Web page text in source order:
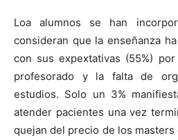
Loa alumnos se han
consideran que la enseñanza
con sus expextativas (55%)
profesorado y la falta de
estudios. Solo un 3%
atender pacientes una vez
quejan del precio de los